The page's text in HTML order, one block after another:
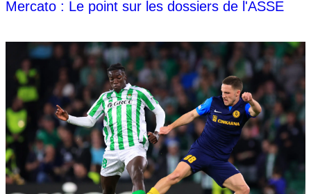
Mercato : Le point sur les dossiers de l'ASSE